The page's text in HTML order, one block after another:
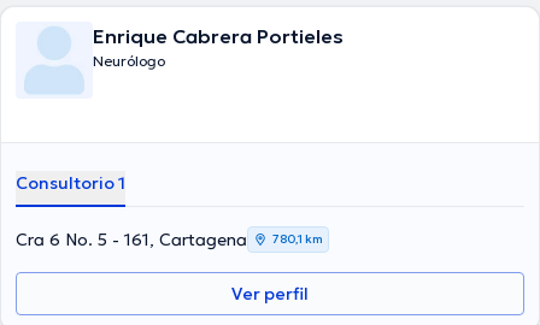
Enrique Cabrera Portieles
Neurólogo
Consultorio 1
Cra 6 No. 5 - 161, Cartagena 780,1 km
Ver perfil